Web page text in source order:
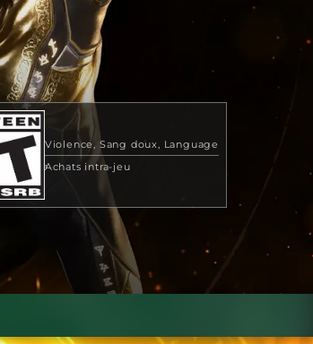
Violence Sang doux
Language
Achats intra-jeu